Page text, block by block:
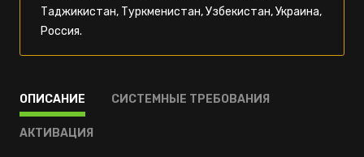
Таджикистан, Туркменистан, Узбекистан, Украина,
Россия.
ОПИСАНИЕ СИСТЕМНЫЕ ТРЕБОВАНИЯ
АКТИВАЦИЯ